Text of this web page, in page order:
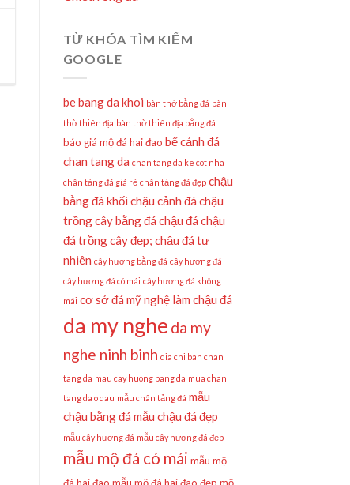
TỪ KHÓA TÌM KIẾM
GOOGLE
be bang da khoi bàn thờ bằng đá bàn
thờ thiên địa bàn thờ thiên địa bằng đá
báo giá mộ đá hai đao bể cảnh đá
chan tang da chan tang da ke cot nha
chân tảng đá giá rẻ chân tảng đá đẹp chậu
bằng đá khối chậu cảnh đá chậu
trồng cây bằng đá chậu đá chậu
đá trồng cây đẹp; chậu đá tự
nhiên cây hương bằng đá cây hương đá
cây hương đá có mái cây hương đá không
mái cơ sở đá mỹ nghệ làm chậu đá
da my nghe da my
nghe ninh binh dia chi ban chan
tang da mau cay huong bang da mua chan
tang da o dau mẫu chân tảng đá mẫu
chậu bằng đá mẫu chậu đá đẹp
mẫu cây hương đá mẫu cây hương đá đẹp
mẫu mộ đá có mái mẫu mộ